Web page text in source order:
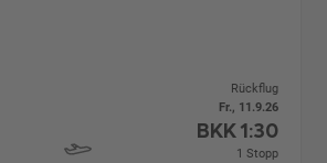
Rückflug
Fr., 11.9.26
BKK1:30
1 Stopp